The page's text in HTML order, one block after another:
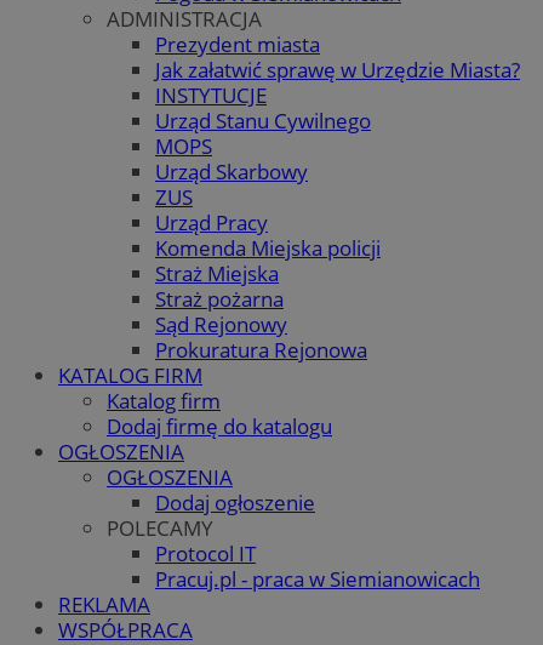
ADMINISTRACJA
Prezydent miasta
Jak załatwić sprawę w Urzędzie Miasta?
INSTYTUCJE
Urząd Stanu Cywilnego
MOPS
Urząd Skarbowy
ZUS
Urząd Pracy
Komenda Miejska policji
Straż Miejska
Straż pożarna
Sąd Rejonowy
Prokuratura Rejonowa
KATALOG FIRM
Katalog firm
Dodaj firmę do katalogu
OGŁOSZENIA
OGŁOSZENIA
Dodaj ogłoszenie
POLECAMY
Protocol IT
Pracuj.pl - praca w Siemianowicach
REKLAMA
WSPÓŁPRACA